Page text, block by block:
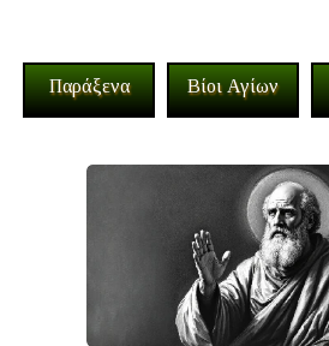
Παράξενα Βίοι Αγίων